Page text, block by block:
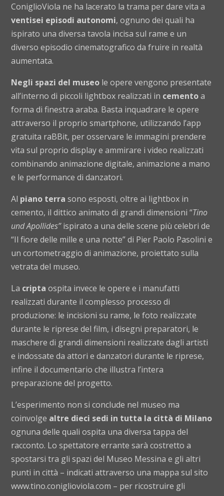
ConiglioViola ne ha lacerato la trama per dare vita a
ventisei episodi autonomi, ognuno dei quali ha
ispirato una diversa tavola incisa sul rame e un
diverso episodio cinematografico da fruire in realtà
aumentata.
Negli spazi del museole opere vengono presentate
all’interno di piccoli lightbox realizzati in cementoa
forma di finestra araba. Basta inquadrare le opere
attraverso il proprio smartphone, utilizzando l’app
gratuita raBBit, per osservare le immagini prendere
vita sul proprio display e ammirare i video realizzati
combinando animazione digitale, animazione a mano
e le performance di danzatori.
Al piano terra sono esposti, oltre ai lightbox in
cemento, il dittico animato di grandi dimensioni “Tino
und Apollides”ispirato a una delle scene più celebri de
“Il fiore delle mille e una notte” di Pier Paolo Pasolini e
un cortometraggio di animazione, proiettato sulla
vetrata del museo.
La cripta ospita invece le opere e i manufatti
realizzati durante il complesso processo di
produzione: le incisioni su rame, le foto realizzate
durante le riprese del film, i disegni preparatori, le
maschere di grandi dimensioni realizzate dagli artisti
e indossate da attori e danzatori durante le riprese,
infine il documentario che illustra l’intera
preparazione del progetto.
L’esperimento non si conclude nel museo ma
coinvolge altre dieci sedi in tutta la città di Milano
ognuna delle quali ospita una diversa tappa del
racconto. Lo spettatore errante sarà costretto a
spostarsi tra gli spazi del Museo Messina e gli altri
punti in città – indicati attraverso una mappa sul sito
www.tino.coniglioviola.com – per ricostruire gli